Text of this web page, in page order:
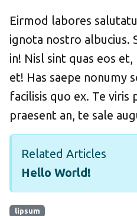
Eirmod labores
ignota nostro albucius.
in! Nisl sint quas eos
et! Has saepe nonumy
facilisis quo ex. Te viris
praesent an, te sale
Related Articles
Hello World!
lipsum